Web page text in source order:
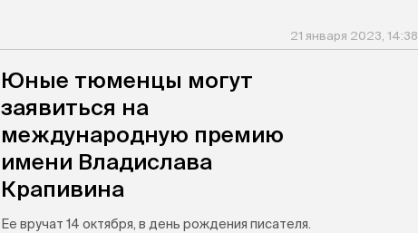
21 января 2023, 14:38
Юные тюменцы могут
заявиться на
международную премию
имени Владислава
Крапивина
Ее вручат 14 октября, в день рождения писателя.